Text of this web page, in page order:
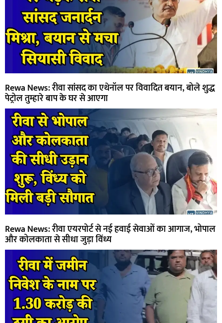
Rewa News: रीवा सांसद का एथेनॉल पर विवादित बयान, बोले शुद्ध
पेट्रोल तुम्हारे बाप के घर से आएगा
Rewa News: रीवा एयरपोर्ट से नई हवाई सेवाओं का आगाज, भोपाल
और कोलकाता से सीधा जुड़ा विंध्य